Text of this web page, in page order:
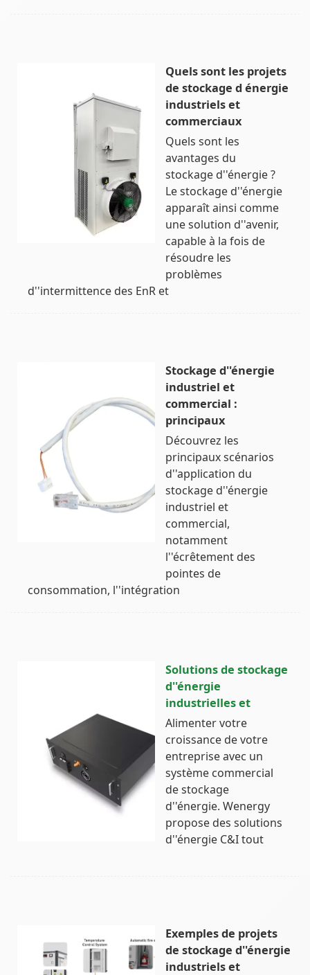
Quels sont les projets
de stockage d énergie
industriels et
commerciaux
Quels sont les
avantages du
stockage d''énergie ?
Le stockage d''énergie
apparaît ainsi comme
une solution d''avenir,
capable à la fois de
résoudre les
problèmes
d''intermittence des EnR et
Stockage d''énergie
industriel et
commercial :
principaux
Découvrez les
principaux scénarios
d''application du
stockage d''énergie
industriel et
commercial,
notamment
l''écrêtement des
pointes de
consommation, l''intégration
Solutions de stockage
d''énergie
industrielles et
Alimenter votre
croissance de votre
entreprise avec un
système commercial
de stockage
d''énergie. Wenergy
propose des solutions
d''énergie C&I tout
Exemples de projets
de stockage d''énergie
industriels et